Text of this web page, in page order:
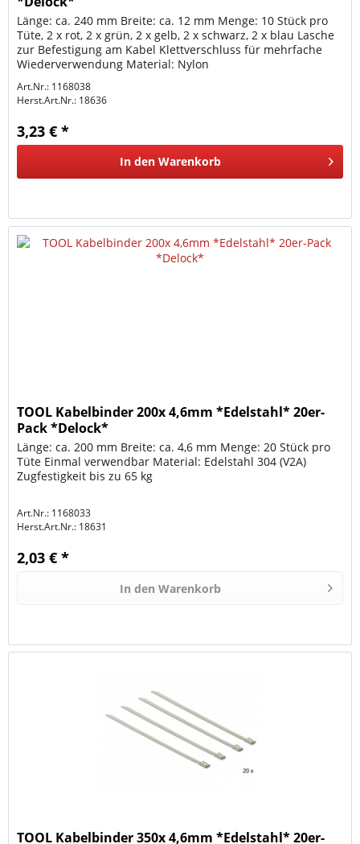
Länge: ca. 240 mm Breite: ca. 12 mm Menge: 10 Stück pro
Tüte, 2 x rot, 2 x grün, 2 x gelb, 2 x schwarz, 2 x blau Lasche
zur Befestigung am Kabel Klettverschluss für mehrfache
Wiederverwendung Material: Nylon
Art.Nr.: 1168038
Herst.Art.Nr.: 18636
3,23 € *
In den Warenkorb
TOOL Kabelbinder 200x 4,6mm *Edelstahl* 20er-
Pack *Delock*
Länge: ca. 200 mm Breite: ca. 4,6 mm Menge: 20 Stück pro
Tüte Einmal verwendbar Material: Edelstahl 304 (V2A)
Zugfestigkeit bis zu 65 kg
Art.Nr.: 1168033
Herst.Art.Nr.: 18631
2,03 € *
In den Warenkorb
TOOL Kabelbinder 350x 4,6mm *Edelstahl* 20er-